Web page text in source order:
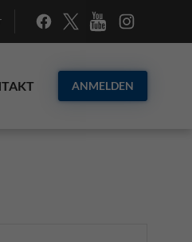
ANMELDEN